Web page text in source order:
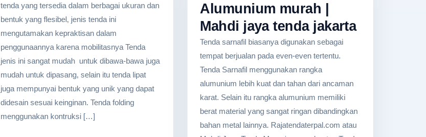
tenda yang tersedia dalam berbagai ukuran dan
bentuk yang flesibel, jenis tenda ini
mengutamakan kepraktisan dalam
penggunaannya karena mobilitasnya Tenda
jenis ini sangat mudah untuk dibawa-bawa juga
mudah untuk dipasang, selain itu tenda lipat
juga mempunyai bentuk yang unik yang dapat
didesain sesuai keinginan. Tenda folding
menggunakan kontruksi […]
Alumunium murah |
Mahdi jaya tenda jakarta
Tenda sarnafil biasanya digunakan sebagai
tempat berjualan pada even-even tertentu.
Tenda Sarnafil menggunakan rangka
alumunium lebih kuat dan tahan dari ancaman
karat. Selain itu rangka alumunium memiliki
berat material yang sangat ringan dibandingkan
bahan metal lainnya. Rajatendaterpal.com atau